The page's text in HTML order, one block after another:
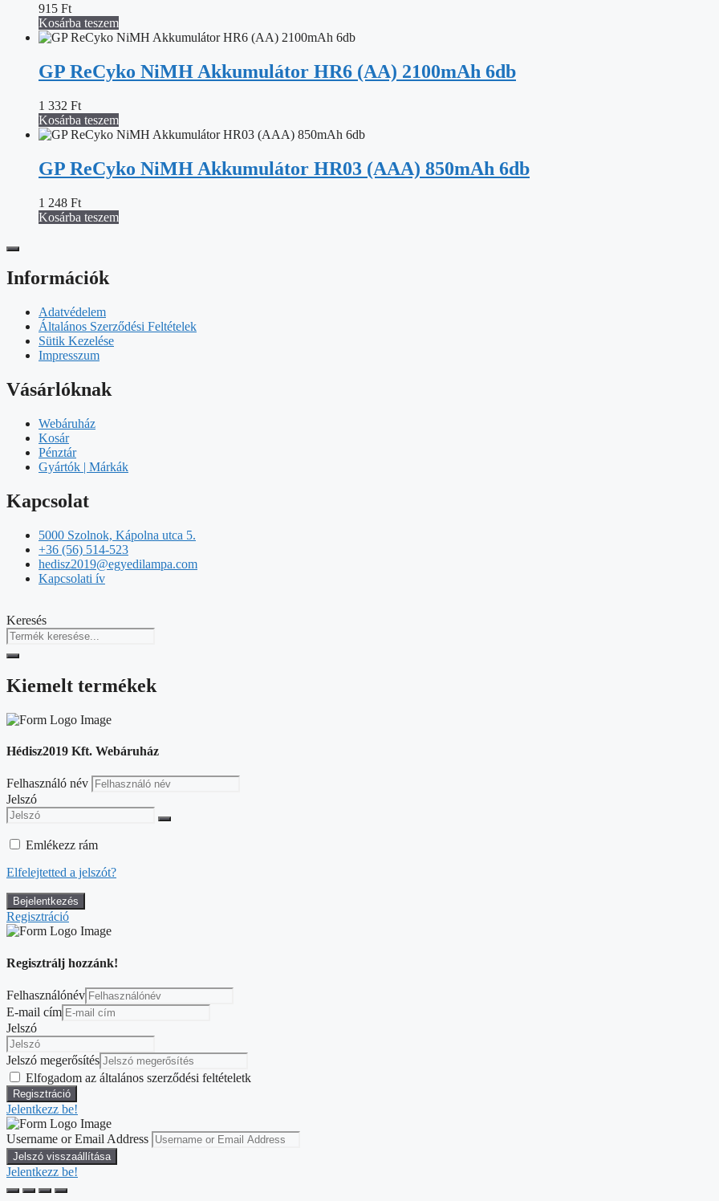
915 Ft
Kosárba teszem
GP ReCyko NiMH Akkumulátor HR6 (AA) 2100mAh 6db
1 332 Ft
Kosárba teszem
GP ReCyko NiMH Akkumulátor HR03 (AAA) 850mAh 6db
1 248 Ft
Kosárba teszem
Információk
Adatvédelem
Általános Szerződési Feltételek
Sütik Kezelése
Impresszum
Vásárlóknak
Webáruház
Kosár
Pénztár
Gyártók | Márkák
Kapcsolat
5000 Szolnok, Kápolna utca 5.
+36 (56) 514-523
hedisz2019@egyedilampa.com
Kapcsolati ív
Keresés
Kiemelt termékek
Hédisz2019 Kft. Webáruház
Felhasználó név
Jelszó
Emlékezz rám
Elfelejtetted a jelszót?
Regisztráció
Regisztrálj hozzánk!
Felhasználónév
E-mail cím
Jelszó
Jelszó megerősítés
Elfogadom az általános szerződési feltételetk
Jelentkezz be!
Username or Email Address
Jelentkezz be!